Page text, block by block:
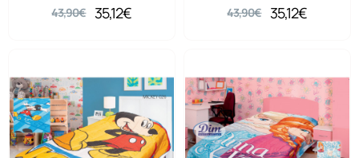
35,12€
43,90€ 35,12€
43,90€